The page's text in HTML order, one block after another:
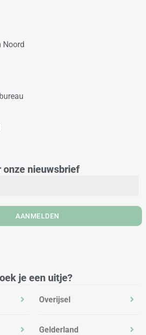
Noord
onze nieuwsbrief
AANMELDEN
je een uitje?
Overijsel
Gelderland